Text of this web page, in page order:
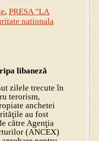
, PRESA "LA
nationala
libaneză
zilele trecute în
terorism,
anchetei
au fost
către Agenţia
(ANCEX)